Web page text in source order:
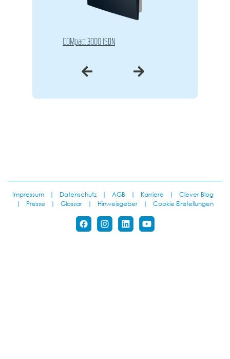
COMpact 3000 ISDN
Impressum | Datenschutz | AGB | Karriere |
Clever Blog
|
Presse | Glossar | Hinweisgeber | Cookie Einstellungen